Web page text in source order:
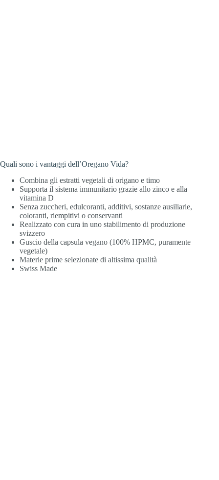
Quali sono i vantaggi dell’Oregano Vida?
Combina gli estratti vegetali di origano e timo
Supporta il sistema immunitario grazie allo zinco e alla
vitamina D
Senza zuccheri, edulcoranti, additivi, sostanze ausiliarie,
coloranti, riempitivi o conservanti
Realizzato con cura in uno stabilimento di produzione
svizzero
Guscio della capsula vegano (100% HPMC, puramente
vegetale)
Materie prime selezionate di altissima qualità
Swiss Made